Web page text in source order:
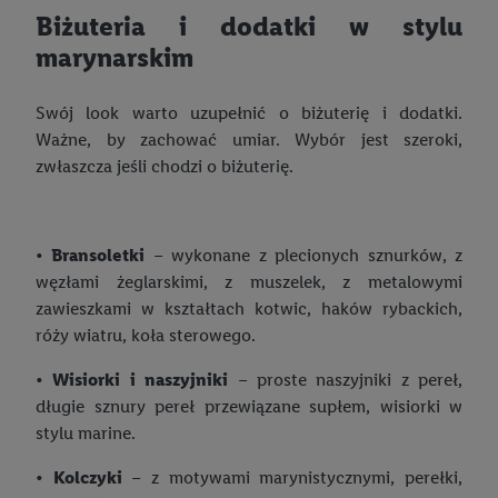
Biżuteria i dodatki w stylu
marynarskim
Swój look warto uzupełnić o biżuterię i dodatki.
Ważne, by zachować umiar. Wybór jest szeroki,
zwłaszcza jeśli chodzi o biżuterię.
•Bransoletki – wykonane z plecionych sznurków, z
węzłami żeglarskimi, z muszelek, z metalowymi
zawieszkami w kształtach kotwic, haków rybackich,
róży wiatru, koła sterowego.
•Wisiorki i naszyjniki – proste naszyjniki z pereł,
długie sznury pereł przewiązane supłem, wisiorki w
stylu marine.
• Kolczyki – z motywami marynistycznymi, perełki,
wyżej wymienionych partnerów, aby mógł on analizować
statystyki kampanii reklamowych swoich klientów
Tworzenie spersonalizowanych reklam opiera się na
generowaniu profili, które są również wzbogacane o dane z
dokładnych danych dotyczących lokalizacji), również przez
różne urządzenia końcowe i usługi Lidl, w tym
przechowywanie lub uzyskiwanie dostępu do informacji na
urządzeniach końcowych w celu tworzenia grup docelowych
(tzw. segmentów). W związku z personalizacją treści
marketingowych, przetwarzanie odbywa się również w celu
pomiaru wydajności/skuteczności reklamy, badania grup
bezpieczeństwa technicznego i optymalizacji wyświetlania